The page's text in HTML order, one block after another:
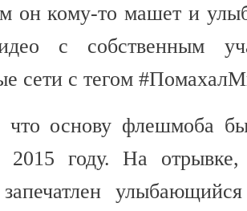
он кому-то машет и
с собственным
сети с тегом
что основу флешмоба
году. На отрывке,